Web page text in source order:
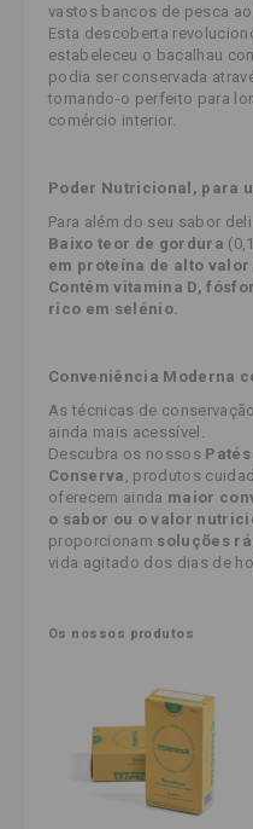
vastos bancos de pesca ao
Esta descoberta
estabeleceu o bacalhau
podia ser conservada
tornando-o perfeito para
comércio interior.
Poder Nutricional, para
Para além do seu sabor
Baixo teor de gordura
em proteína de alto
Contém vitamina D,
rico em selénio.
Conveniência Moderna
As técnicas de
ainda mais acessível.
Descubra os nossos
Conserva , produtos
oferecem ainda maior
o sabor ou o valor
proporcionam soluções
vida agitado dos dias de
Os nossos produtos